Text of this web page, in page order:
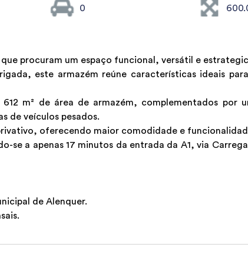
0
procuram um espaço funcional, versátil e
este armazém reúne características ideais
m² de área de armazém, complementados por
de veículos pesados.
oferecendo maior comodidade e
a apenas 17 minutos da entrada da A1, via
de Alenquer.